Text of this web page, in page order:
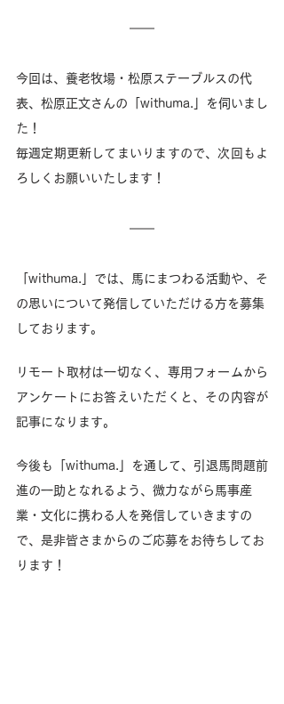
今回は、養老牧場・松原ステーブルスの代
表、松原正文さんの「withuma.」を伺いまし
た！
毎週定期更新してまいりますので、次回もよ
ろしくお願いいたします！
「withuma.」では、馬にまつわる活動や、そ
の思いについて発信していただける方を募集
しております。
リモート取材は一切なく、専用フォームから
アンケートにお答えいただくと、その内容が
記事になります。
今後も「withuma.」を通して、引退馬問題前
進の一助となれるよう、微力ながら馬事産
業・文化に携わる人を発信していきますの
で、是非皆さまからのご応募をお待ちしてお
ります！